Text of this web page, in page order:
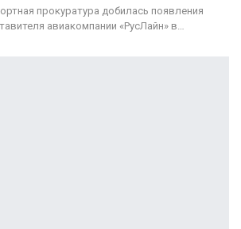
прокуратура добилась появления
авиакомпании «РусЛайн» в…